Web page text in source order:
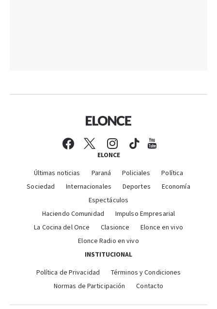
ELONCE
Últimas noticias Paraná Policiales
Política
Sociedad
Internacionales Deportes
Economía
Espectáculos
Haciendo Comunidad
Impulso Empresarial
La Cocina del Once
Clasionce
Elonce en vivo
Elonce Radio en vivo
INSTITUCIONAL
Política de Privacidad
Términos y Condiciones
Normas de Participación
Contacto